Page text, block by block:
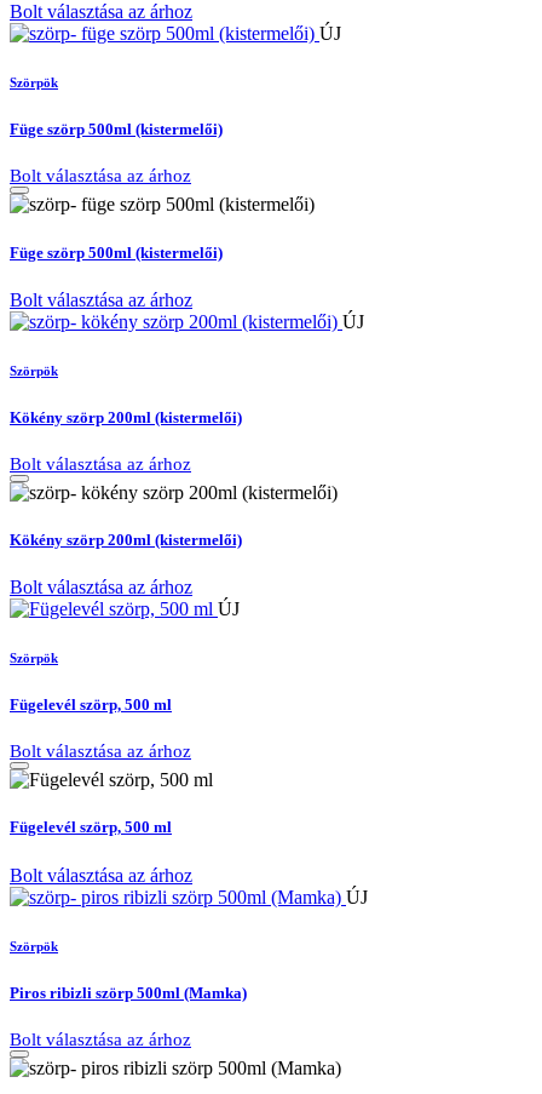
Bolt választása az árhoz
ÚJ
Szörpök
Füge szörp 500ml (kistermelői)
Bolt választása az árhoz
Füge szörp 500ml (kistermelői)
Bolt választása az árhoz
ÚJ
Szörpök
Kökény szörp 200ml (kistermelői)
Bolt választása az árhoz
Kökény szörp 200ml (kistermelői)
Bolt választása az árhoz
ÚJ
Szörpök
Fügelevél szörp, 500 ml
Bolt választása az árhoz
Fügelevél szörp, 500 ml
Bolt választása az árhoz
ÚJ
Szörpök
Piros ribizli szörp 500ml (Mamka)
Bolt választása az árhoz